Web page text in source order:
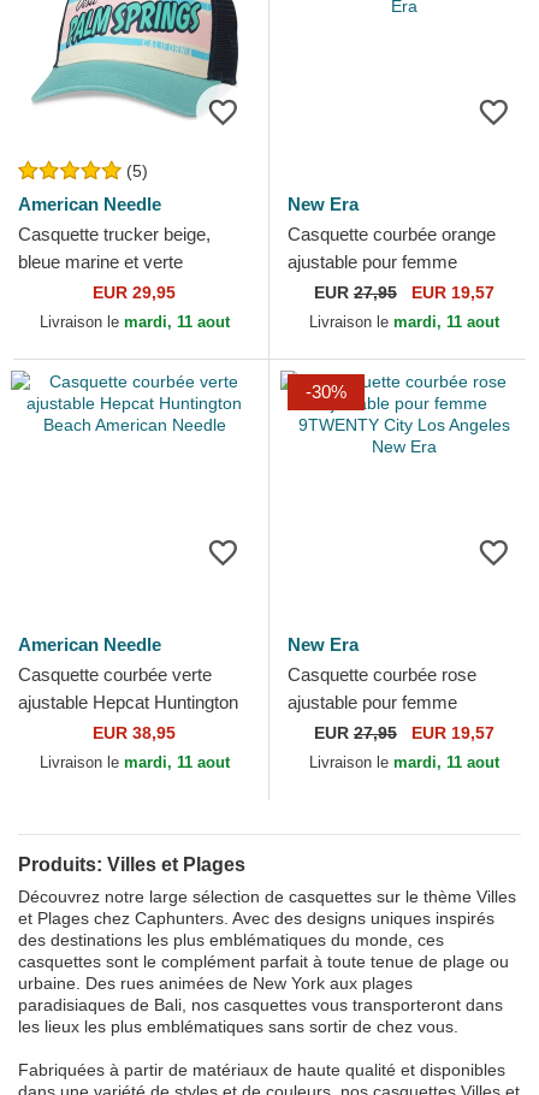
(5)
American Needle
Casquette trucker beige,
bleue marine et verte
snapback Palm Springs
California Sinclair American...
EUR 29,95
Livraison le mardi, 11 aout
New Era
Casquette courbée orange
ajustable pour femme
9TWENTY City New York
New Era
EUR 27,95 EUR 19,57
Livraison le mardi, 11 aout
American Needle
Casquette courbée verte
ajustable Hepcat Huntington
Beach American Needle
EUR 38,95
Livraison le mardi, 11 aout
-30%
New Era
Casquette courbée rose
ajustable pour femme
9TWENTY City Los Angeles
New Era
EUR 27,95 EUR 19,57
Livraison le mardi, 11 aout
Produits: Villes et Plages
Découvrez notre large sélection de casquettes sur le thème Villes
et Plages chez Caphunters. Avec des designs uniques inspirés
des destinations les plus emblématiques du monde, ces
casquettes sont le complément parfait à toute tenue de plage ou
urbaine. Des rues animées de New York aux plages
paradisiaques de Bali, nos casquettes vous transporteront dans
les lieux les plus emblématiques sans sortir de chez vous.
Fabriquées à partir de matériaux de haute qualité et disponibles